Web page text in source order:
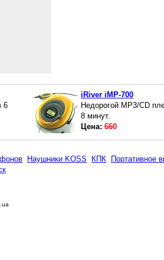
6
iRiver iMP-700
Недорогой MP3/CD
8 минут.
Цена: 660
Наушники KOSS КПК Портативное